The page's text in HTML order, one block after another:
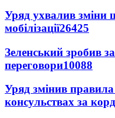
Уряд ухвалив зміни
мобілізації26425
Зеленський зробив
переговори10088
Уряд змінив правила
консульствах за